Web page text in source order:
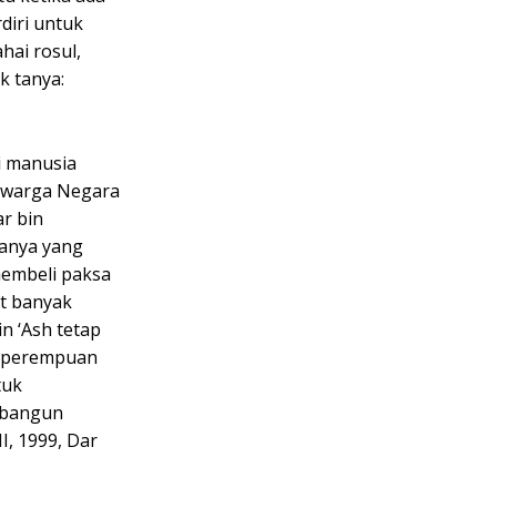
untuk
rosul,
tanya:
Negara
bin
yang
paksa
banyak
‘Ash tetap
1999, Dar